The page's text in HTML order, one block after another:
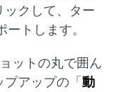
ックして、ター
トします。
ットの丸で囲ん
アップの「 動